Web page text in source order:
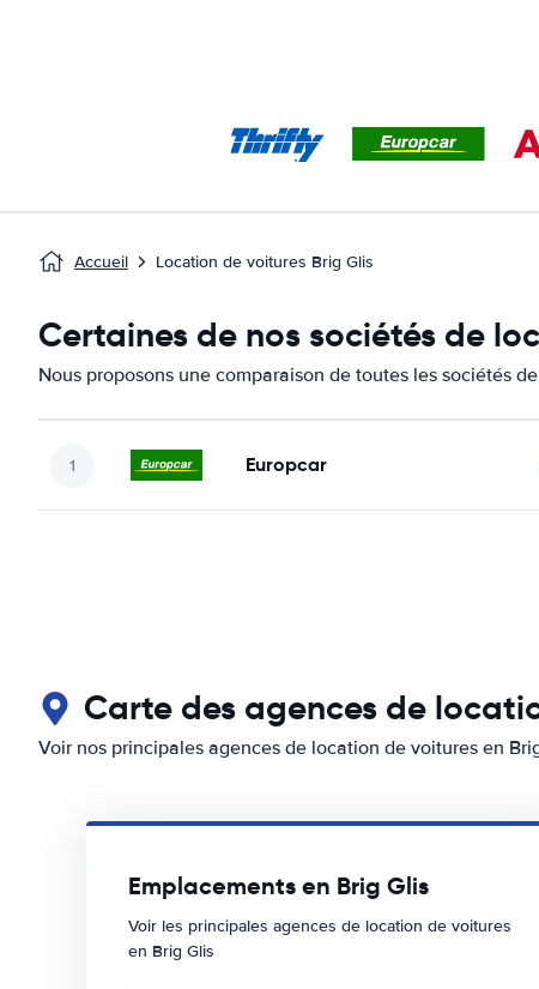
Accueil Location de voitures Brig Glis
Certaines de nos sociétés de
Nous proposons une comparaison de toutes les sociétés
Europcar
Carte des agences de
Voir nos principales agences de location de voitures en
Emplacements en Brig Glis
Voir les principales agences de location de voitures
en Brig Glis